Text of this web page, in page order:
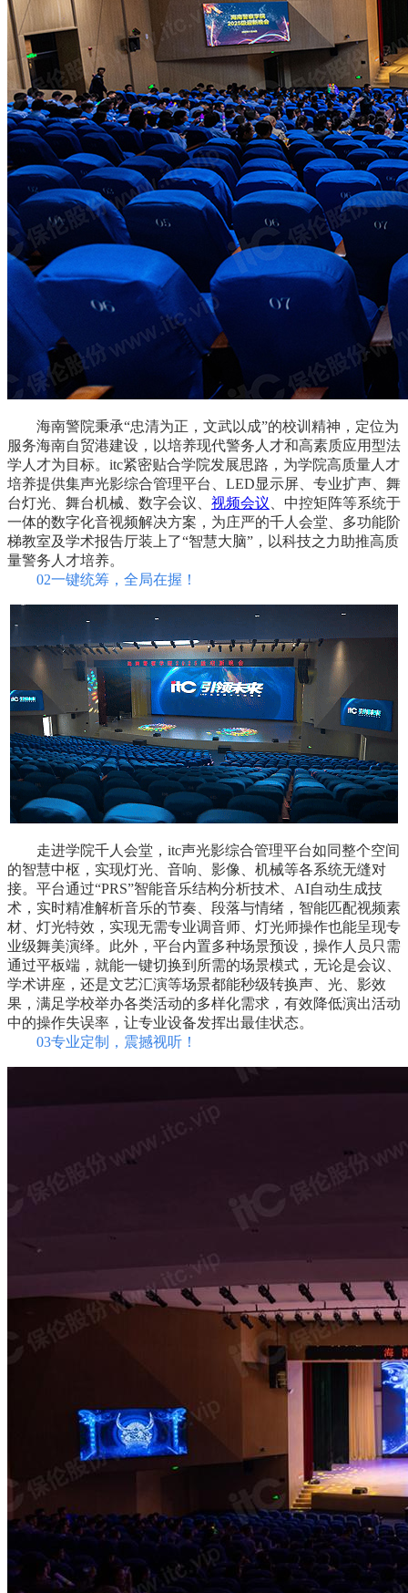
海南警院秉承“忠清为正，文武以成”的校训精神，定位为
服务海南自贸港建设，以培养现代警务人才和高素质应用型法
学人才为目标。itc紧密贴合学院发展思路，为学院高质量人才
培养提供集声光影综合管理平台、LED显示屏、专业扩声、舞
台灯光、舞台机械、数字会议、 视频会议 、中控矩阵等系统于
一体的数字化音视频解决方案，为庄严的千人会堂、多功能阶
梯教室及学术报告厅装上了“智慧大脑”，以科技之力助推高质
量警务人才培养。
02一键统筹，全局在握！
走进学院千人会堂，itc声光影综合管理平台如同整个空间
的智慧中枢，实现灯光、音响、影像、机械等各系统无缝对
接。平台通过“PRS”智能音乐结构分析技术、AI自动生成技
术，实时精准解析音乐的节奏、段落与情绪，智能匹配视频素
材、灯光特效，实现无需专业调音师、灯光师操作也能呈现专
业级舞美演绎。此外，平台内置多种场景预设，操作人员只需
通过平板端，就能一键切换到所需的场景模式，无论是会议、
学术讲座，还是文艺汇演等场景都能秒级转换声、光、影效
果，满足学校举办各类活动的多样化需求，有效降低演出活动
中的操作失误率，让专业设备发挥出最佳状态。
03专业定制，震撼视听！